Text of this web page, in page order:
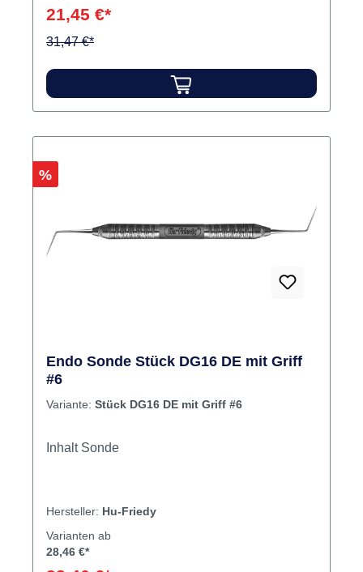
21,45 €*
31,47 €*
Rabatt
%
Endo Sonde Stück DG16 DE mit Griff
#6
Variante: Stück DG16 DE mit Griff #6
Inhalt Sonde
Hersteller: Hu-Friedy
Varianten ab
28,46 €*